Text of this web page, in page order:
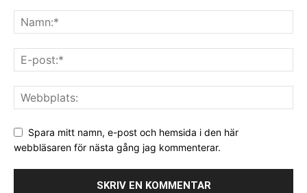
Spara mitt namn, e-post och hemsida i den här
webbläsaren för nästa gång jag kommenterar.